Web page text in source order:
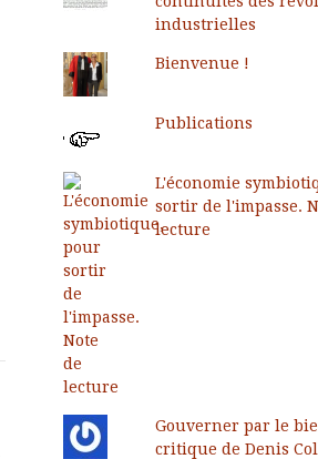
industrielles
Bienvenue !
Publications
L'économie
sortir de l'impasse.
lecture
Gouverner par le
critique de Denis